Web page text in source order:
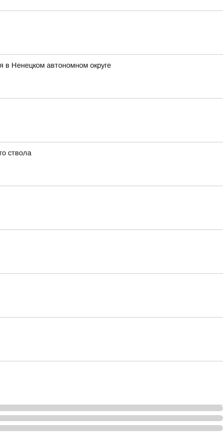
в Ненецком автономном округе
ствола